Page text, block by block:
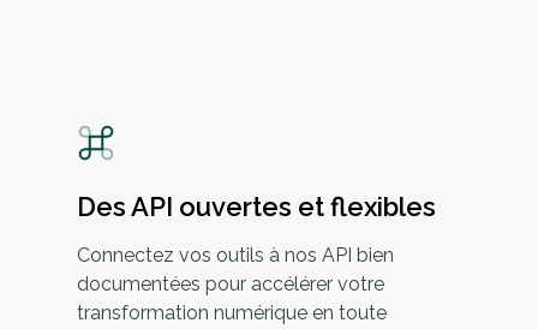
Des API ouvertes et flexibles
Connectez vos outils à nos API bien
documentées pour accélérer votre
transformation numérique en toute